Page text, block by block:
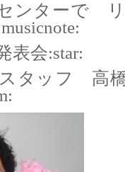
ンターで
表会:star:
タッフ 高